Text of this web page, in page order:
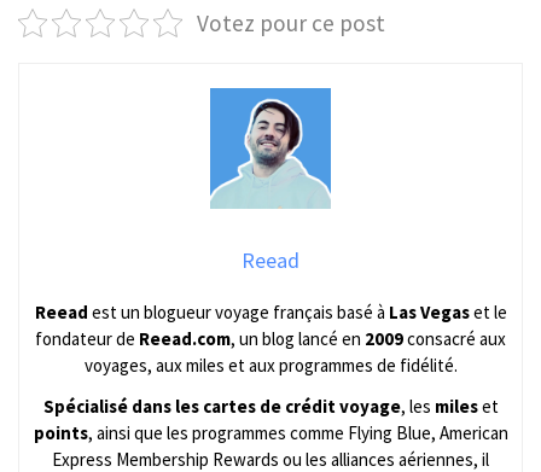
Votez pour ce post
Reead
Reead est un blogueur voyage français basé à Las Vegaset le
fondateur de Reead.com, un blog lancé en 2009consacré aux
voyages, aux miles et aux programmes de fidélité.
Spécialisé dans les cartes de crédit voyage, les mileset
points, ainsi que les programmes comme Flying Blue, American
Express Membership Rewards ou les alliances aériennes, il